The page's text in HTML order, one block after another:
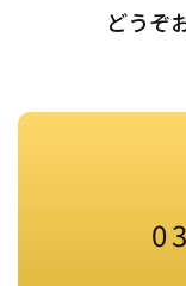
どうぞ